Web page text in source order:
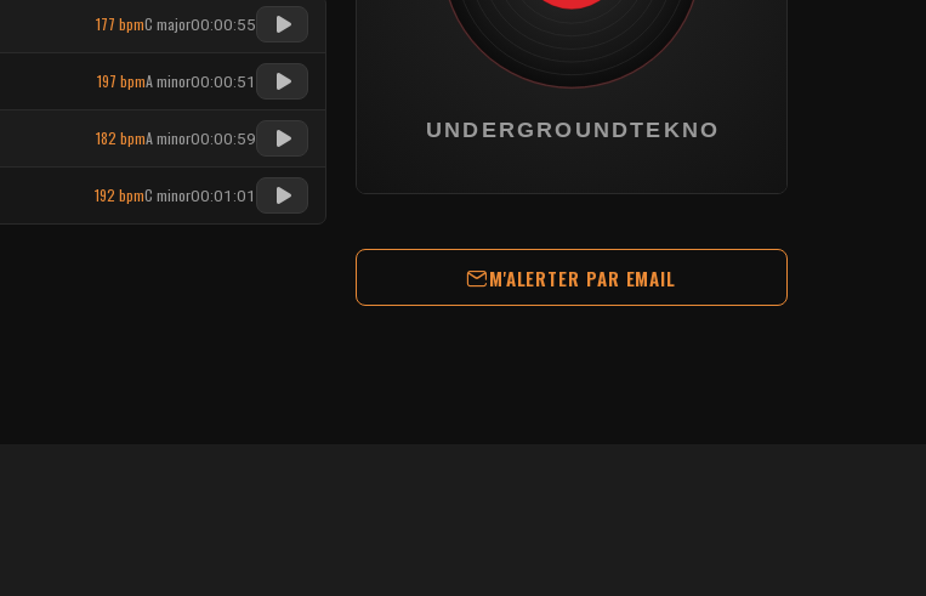
177 bpmC major00:00:55
197 bpmA minor00:00:51
182 bpmA minor00:00:59
192 bpmC minor00:01:01
M'ALERTER PAR EMAIL